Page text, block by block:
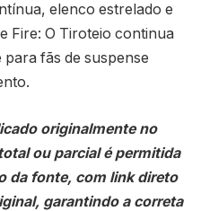
elenco estrelado e
Fire: O Tiroteio continua
fãs de suspense
originalmente no
ou parcial é permitida
da fonte, com link direto
garantindo a correta